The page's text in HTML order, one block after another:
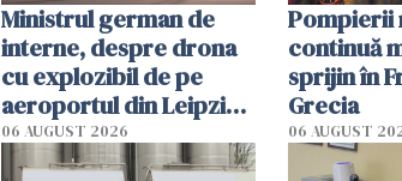
Ministrul german de
interne, despre drona
cu explozibil de pe
aeroportul din Leipzig:
Un "scenariu de atac
hibrid"
06 AUGUST 2026
Pompierii
continuă
sprijin în
Grecia
06 AUGUST